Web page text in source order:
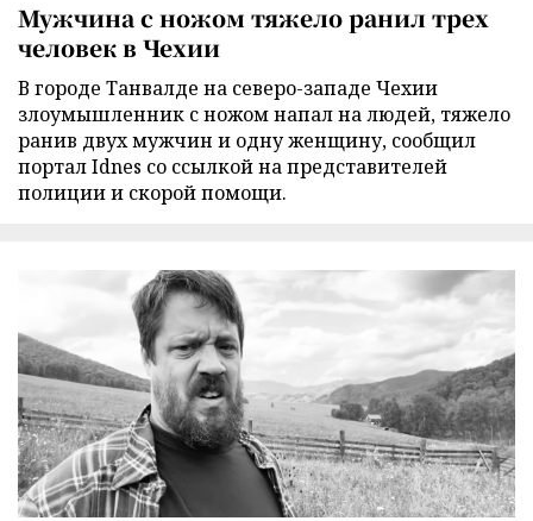
Мужчина с ножом тяжело ранил трех
человек в Чехии
В городе Танвалде на северо-западе Чехии
злоумышленник с ножом напал на людей, тяжело
ранив двух мужчин и одну женщину, сообщил
портал Idnes со ссылкой на представителей
полиции и скорой помощи.